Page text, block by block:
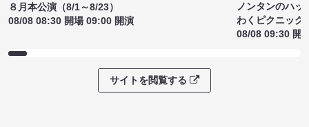
８月本公演（8/1～8/23）
08/08 08:30 開場 09:00 開演
ノンタンのハッ
わくピクニック
08/08 09:30 開
サイトを閲覧する